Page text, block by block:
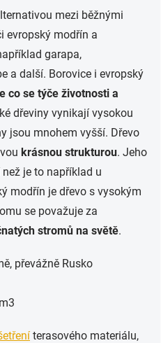
mezi běžnými
evropský modřín a
garapa,
a další. Borovice i evropský
co se týče životnosti a
dřeviny vynikají vysokou
jsou mnohem vyšší. Dřevo
krásnou strukturou. Jeho
je to například u
modřín je dřevo s vysokým
se považuje za
stromů na světě.
převážně Rusko
terasového materiálu,